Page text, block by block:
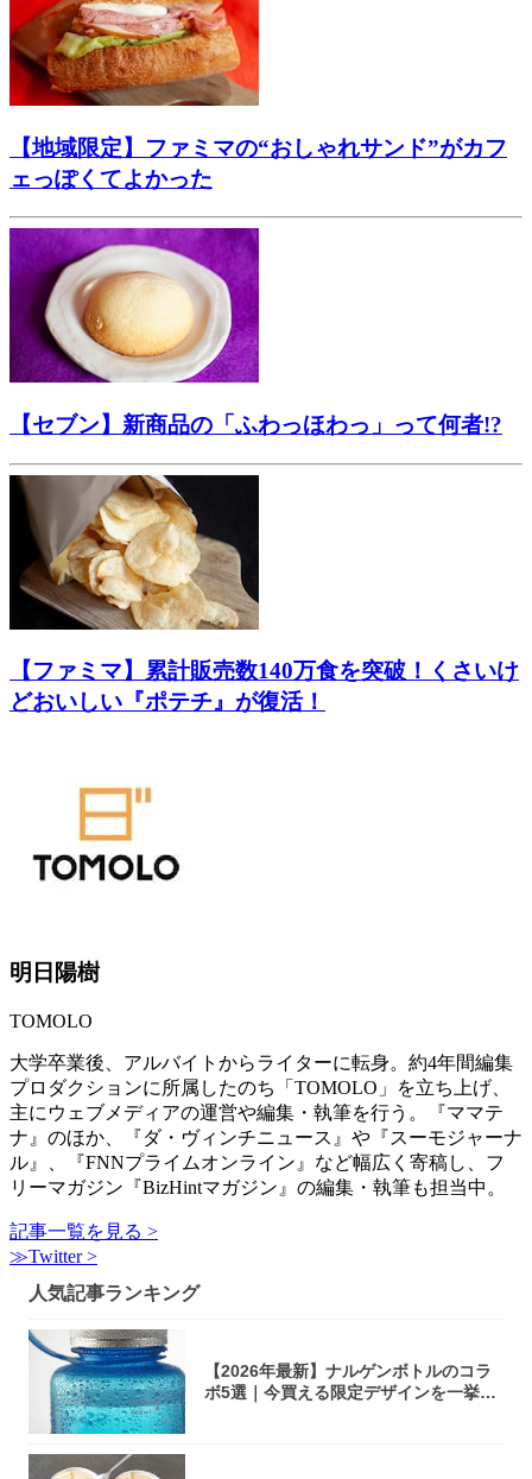
【地域限定】ファミマの“おしゃれサンド”がカフ
ェっぽくてよかった
【セブン】新商品の「ふわっほわっ」って何者!?
【ファミマ】累計販売数140万食を突破！くさいけ
どおいしい『ポテチ』が復活！
明日陽樹
TOMOLO
大学卒業後、アルバイトからライターに転身。約4年間編集
プロダクションに所属したのち「TOMOLO」を立ち上げ、
主にウェブメディアの運営や編集・執筆を行う。『ママテ
ナ』のほか、『ダ・ヴィンチニュース』や『スーモジャーナ
ル』、『FNNプライムオンライン』など幅広く寄稿し、フ
リーマガジン『BizHintマガジン』の編集・執筆も担当中。
記事一覧を見る >
≫Twitter >
人気記事ランキング
【2026年最新】ナルゲンボトルのコラ
ボ5選｜今買える限定デザインを一挙紹